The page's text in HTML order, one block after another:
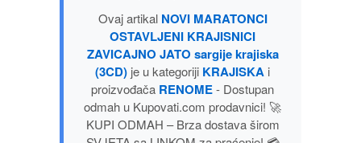
POEZIJA
POPULARNA PSIHOLOGIJA
PRIČE
Ovaj artikal NOVI MARATONCI
OSTAVLJENI KRAJISNICI
ZAVICAJNO JATO sargije krajiska
(3CD) je u kategoriji KRAJISKA i
proizvođača RENOME- Dostupan
odmah u Kupovati.com prodavnici! 🚀
KUPI ODMAH – Brza dostava širom